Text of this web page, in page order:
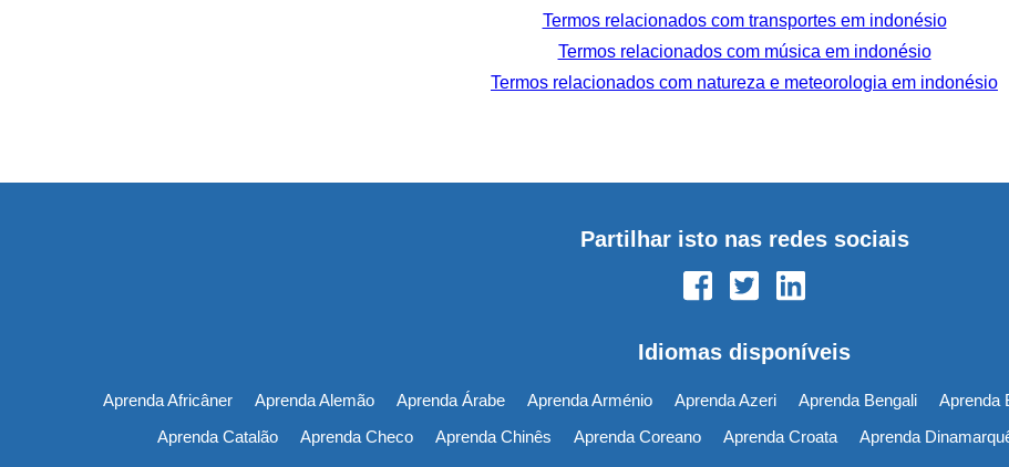
Termos relacionados com transportes em indonésio
Termos relacionados com música em indonésio
Termos relacionados com natureza e meteorologia em indonésio
Partilhar isto nas redes sociais
Idiomas disponíveis
Aprenda Africâner Aprenda Alemão Aprenda Árabe Aprenda Arménio Aprenda Azeri Aprenda Bengali Aprenda
Aprenda Catalão
Aprenda Checo Aprenda Chinês Aprenda Coreano Aprenda Croata Aprenda